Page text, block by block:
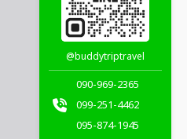
@buddytriptravel
090-969-2365
099-251-4462
095-874-1945